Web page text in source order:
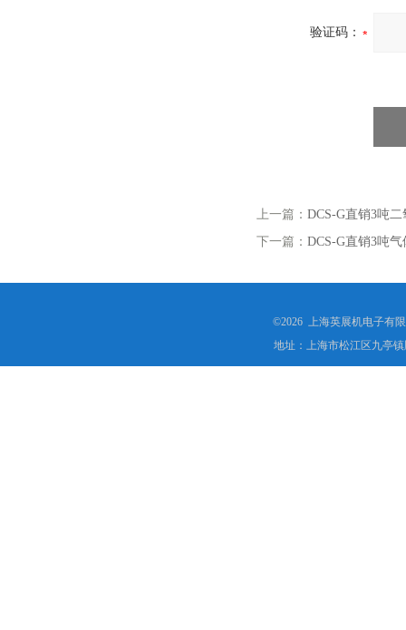
验证码：
上一篇： DCS-G直销3吨
下一篇： DCS-G直销3吨
©2026 上海英展机电子有
地址：上海市松江区九亭镇